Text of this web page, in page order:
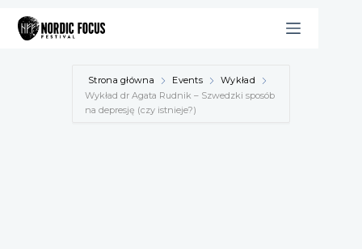
treści
Strona główna Events
Wykład
Wykład dr Agata Rudnik – Szwedzki sposób
na depresję (czy istnieje?)